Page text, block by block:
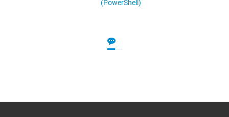
(PowerShell)